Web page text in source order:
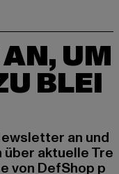
UM
BLEI
an und
aktuelle Tre
von DefShop p